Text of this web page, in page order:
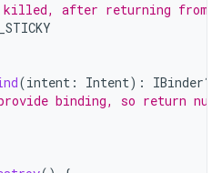
after returning from
(intent : Intent): IBinder?
binding, so return null